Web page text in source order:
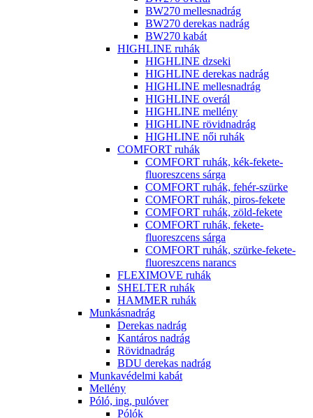
BW270 mellesnadrág
BW270 derekas nadrág
BW270 kabát
HIGHLINE ruhák
HIGHLINE dzseki
HIGHLINE derekas nadrág
HIGHLINE mellesnadrág
HIGHLINE overál
HIGHLINE mellény
HIGHLINE rövidnadrág
HIGHLINE női ruhák
COMFORT ruhák
COMFORT ruhák, kék-fekete-
fluoreszcens sárga
COMFORT ruhák, fehér-szürke
COMFORT ruhák, piros-fekete
COMFORT ruhák, zöld-fekete
COMFORT ruhák, fekete-
fluoreszcens sárga
COMFORT ruhák, szürke-fekete-
fluoreszcens narancs
FLEXIMOVE ruhák
SHELTER ruhák
HAMMER ruhák
Munkásnadrág
Derekas nadrág
Kantáros nadrág
Rövidnadrág
BDU derekas nadrág
Munkavédelmi kabát
Mellény
Póló, ing, pulóver
Pólók